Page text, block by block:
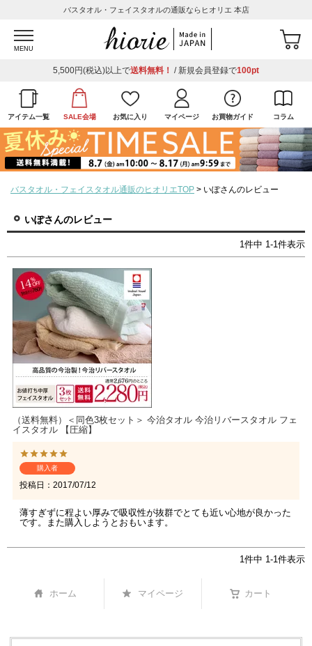
バスタオル・フェイスタオルの通販ならヒオリエ 本店
MENU
5,500円(税込)以上で送料無料！ / 新規会員登録で100pt
アイテム一覧 SALE会場 お気に入り マイページ お買物ガイド コラム
バスタオル・フェイスタオル通販のヒオリエTOP いぽさんのレビュー
いぽさんのレビュー
1件中 1-1件表示
（送料無料）＜同色3枚セット＞ 今治タオル 今治リバースタオル フェ
イスタオル 【圧縮】
購入者
投稿日 2017/07/12
薄すぎずに程よい厚みで吸収性が抜群でとても近い心地が良かった
です。また購入しようとおもいます。
1件中 1-1件表示
ホーム マイページ カート